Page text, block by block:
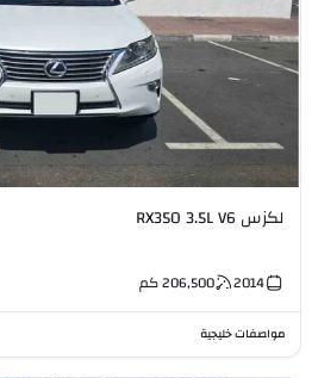
لكزس RX350 3.5L V6
2014
206,500كم
مواصفات خليجية